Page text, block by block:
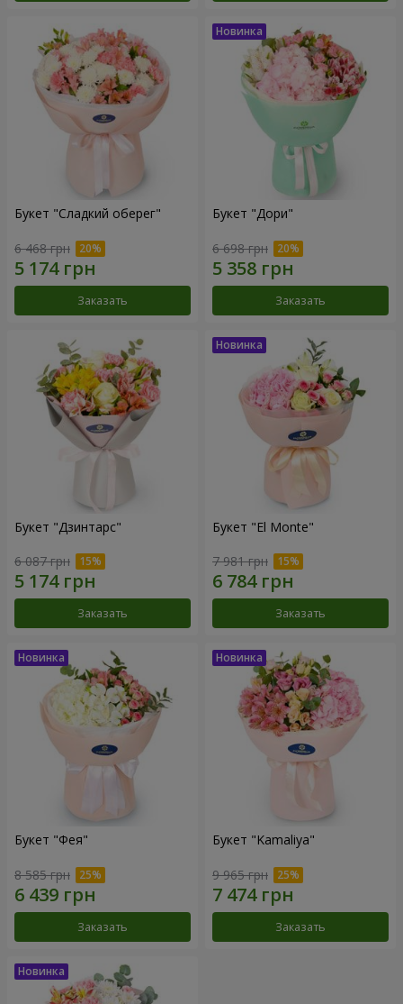
Букет "Сладкий оберег"
6 468 грн
Заказать
Букет "Дори"
6 698 грн
Заказать
Букет "Дзинтарс"
6 087 грн
Заказать
Букет "El Monte"
7 981 грн
Заказать
Букет "Фея"
8 585 грн
Заказать
Букет "Kamaliya"
9 965 грн
Заказать